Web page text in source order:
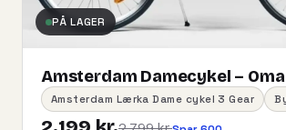
PÅ LAGER
Amsterdam Damecykel – Oma
Amsterdam Lærka Dame cykel 3 Gear